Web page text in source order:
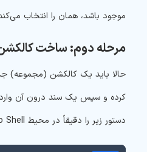
موجود باشد، همان را انتخاب
مرحله دوم: ساخت
حالا باید یک کالکشن (مجموعه)
کرده و سپس یک سند درون آن وارد
دستور زیر را دقیقاً در محیط Mongo Shell تایپ کنید: